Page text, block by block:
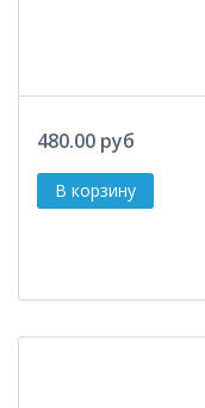
480.00 руб